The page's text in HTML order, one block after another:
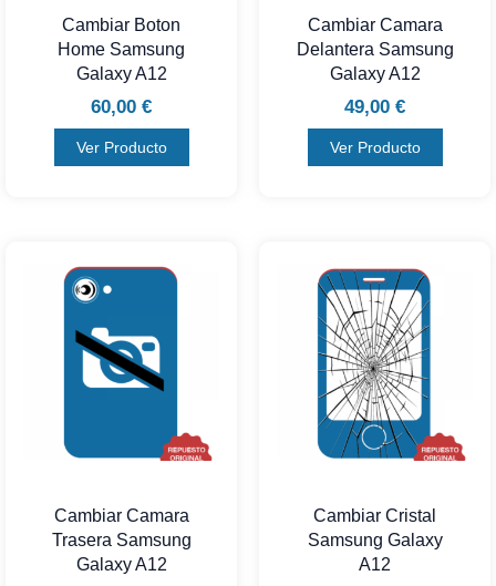
Cambiar Boton
Home Samsung
Galaxy A12
60,00 €
Ver Producto
Cambiar Camara
Delantera Samsung
Galaxy A12
49,00 €
Ver Producto
Cambiar Camara
Trasera Samsung
Galaxy A12
Cambiar Cristal
Samsung Galaxy
A12